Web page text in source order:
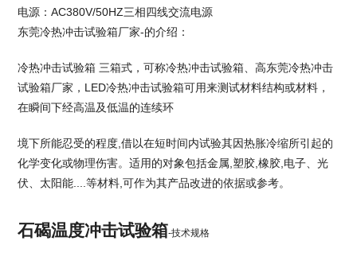
电源：AC380V/50HZ三相四线交流电源
东莞冷热冲击试验箱厂家-的介绍：
冷热冲击试验箱 三箱式，可称冷热冲击试验箱、高东莞冷热冲击
试验箱厂家 ，LED冷热冲击试验箱可用来测试材料结构或材料，
在瞬间下经高温及低温的连续环
境下所能忍受的程度,借以在短时间内试验其因热胀冷缩所引起的
化学变化或物理伤害。适用的对象包括金属,塑胶,橡胶,电子、光
伏、太阳能....等材料,可作为其产品改进的依据或参考。
石碣温度冲击试验箱-技术规格